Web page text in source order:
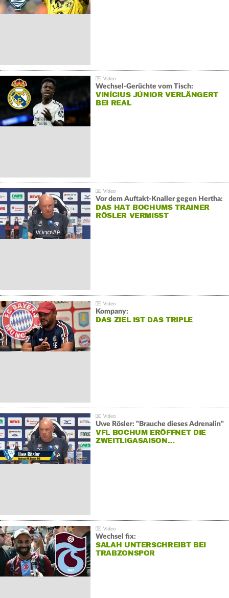
Wechsel-Gerüchte vom Tisch:
VINÍCIUS JÚNIOR VERLÄNGERT
BEI REAL
Vor dem Auftakt-Knaller gegen Hertha:
DAS HAT BOCHUMS TRAINER
RÖSLER VERMISST
Kompany:
DAS ZIEL IST DAS TRIPLE
Uwe Rösler: "Brauche dieses Adrenalin"
VFL BOCHUM ERÖFFNET DIE
ZWEITLIGASAISON…
Wechsel fix:
SALAH UNTERSCHREIBT BEI
TRABZONSPOR